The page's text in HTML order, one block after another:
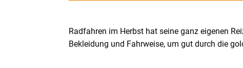
Radfahren im Herbst hat seine ganz eigenen
Bekleidung und Fahrweise, um gut durch die